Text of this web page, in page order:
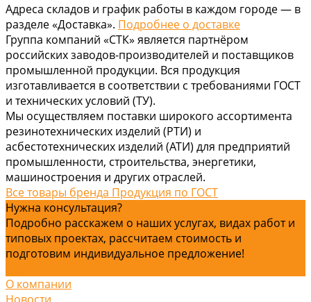
Адреса складов и график работы в каждом городе — в
разделе «Доставка». Подробнее о доставке
Группа компаний «СТК» является партнёром
российских заводов-производителей и поставщиков
промышленной продукции. Вся продукция
изготавливается в соответствии с требованиями ГОСТ
и технических условий (ТУ).
Мы осуществляем поставки широкого ассортимента
резинотехнических изделий (РТИ) и
асбестотехнических изделий (АТИ) для предприятий
промышленности, строительства, энергетики,
машиностроения и других отраслей.
Все товары бренда Продукция по ГОСТ
Нужна консультация?
Подробно расскажем о наших услугах, видах работ и
типовых проектах, рассчитаем стоимость и
подготовим индивидуальное предложение!
О компании